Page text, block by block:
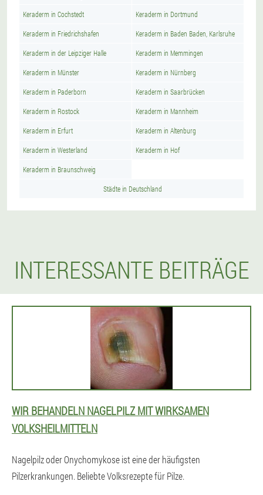
Keraderm in Cochstedt Keraderm in Dortmund
Keraderm in Friedrichshafen Keraderm in Baden Baden, Karlsruhe
Keraderm in der Leipziger Halle Keraderm in Memmingen
Keraderm in Münster Keraderm in Nürnberg
Keraderm in Paderborn Keraderm in Saarbrücken
Keraderm in Rostock Keraderm in Mannheim
Keraderm in Erfurt Keraderm in Altenburg
Keraderm in Westerland Keraderm in Hof
Keraderm in Braunschweig
Städte in Deutschland
INTERESSANTE BEITRÄGE
WIR BEHANDELN NAGELPILZ MIT WIRKSAMEN
VOLKSHEILMITTELN
Nagelpilz oder Onychomykose ist eine der häufigsten
Pilzerkrankungen. Beliebte Volksrezepte für Pilze.